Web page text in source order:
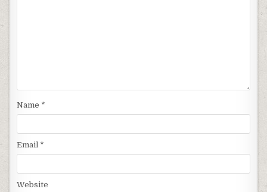
Name *
Email *
Website